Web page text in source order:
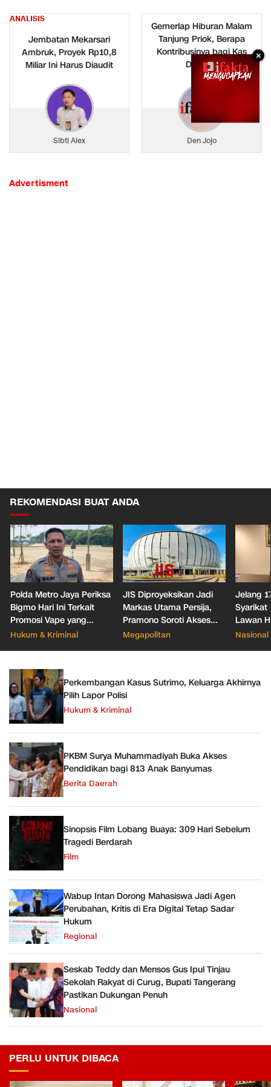
ANALISIS
Jembatan Mekarsari
Ambruk, Proyek Rp10,8
Miliar Ini Harus Diaudit
Sibti Alex
Gemerlap Hiburan Malam
Tanjung Priok, Berapa
Kontribusinya bagi Kas
Daerah?
Den Jojo
Advertisment
REKOMENDASI BUAT ANDA
Polda Metro Jaya Periksa
Bigmo Hari Ini Terkait
Promosi Vape yang
Libatkan Anak
Hukum & Kriminal
JIS Diproyeksikan Jadi
Markas Utama Persija,
Pramono Soroti Akses
dan Parkir Ancol
Megapolitan
Jelang
Syarikat
Lawan
Nasional
Perkembangan Kasus Sutrimo, Keluarga Akhirnya
Pilih Lapor Polisi
Hukum & Kriminal
PKBM Surya Muhammadiyah Buka Akses
Pendidikan bagi 813 Anak Banyumas
Berita Daerah
Sinopsis Film Lobang Buaya: 309 Hari Sebelum
Tragedi Berdarah
Film
Wabup Intan Dorong Mahasiswa Jadi Agen
Perubahan, Kritis di Era Digital Tetap Sadar
Hukum
Regional
Seskab Teddy dan Mensos Gus Ipul Tinjau
Sekolah Rakyat di Curug, Bupati Tangerang
Pastikan Dukungan Penuh
Nasional
PERLU UNTUK DIBACA
×